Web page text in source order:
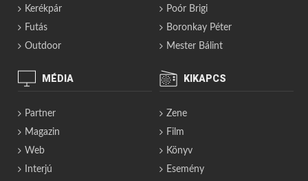
Kerékpár
Futás
Outdoor
Poór Brigi
Boronkay Péter
Mester Bálint
MÉDIA
Partner
Magazin
Web
Interjú
KIKAPCS
Zene
Film
Könyv
Esemény